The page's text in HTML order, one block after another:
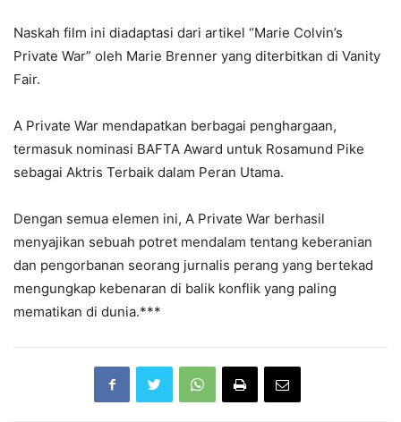
Naskah film ini diadaptasi dari artikel “Marie Colvin’s
Private War” oleh Marie Brenner yang diterbitkan di Vanity
Fair.
A Private War mendapatkan berbagai penghargaan,
termasuk nominasi BAFTA Award untuk Rosamund Pike
sebagai Aktris Terbaik dalam Peran Utama.
Dengan semua elemen ini, A Private War berhasil
menyajikan sebuah potret mendalam tentang keberanian
dan pengorbanan seorang jurnalis perang yang bertekad
mengungkap kebenaran di balik konflik yang paling
mematikan di dunia.***